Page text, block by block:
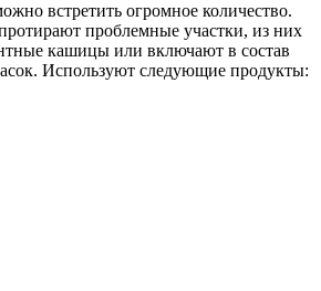
встретить огромное количество.
проблемные участки, из них
кашицы или включают в состав
Используют следующие продукты: